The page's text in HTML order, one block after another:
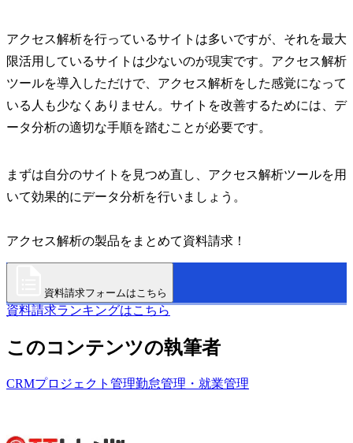
アクセス解析を行っているサイトは多いですが、それを最大
限活用しているサイトは少ないのが現実です。アクセス解析
ツールを導入しただけで、アクセス解析をした感覚になって
いる人も少なくありません。サイトを改善するためには、デ
ータ分析の適切な手順を踏むことが必要です。
まずは自分のサイトを見つめ直し、アクセス解析ツールを用
いて効果的にデータ分析を行いましょう。
アクセス解析の製品をまとめて資料請求！
資料請求フォームはこちら
資料請求ランキングはこちら
このコンテンツの執筆者
CRMプロジェクト管理勤怠管理・就業管理